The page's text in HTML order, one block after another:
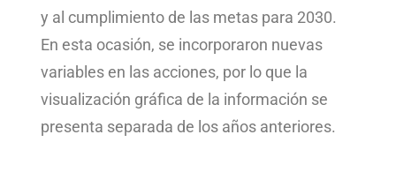
y al cumplimiento de las metas para 2030.
En esta ocasión, se incorporaron nuevas
variables en las acciones, por lo que la
visualización gráfica de la información se
presenta separada de los años anteriores.